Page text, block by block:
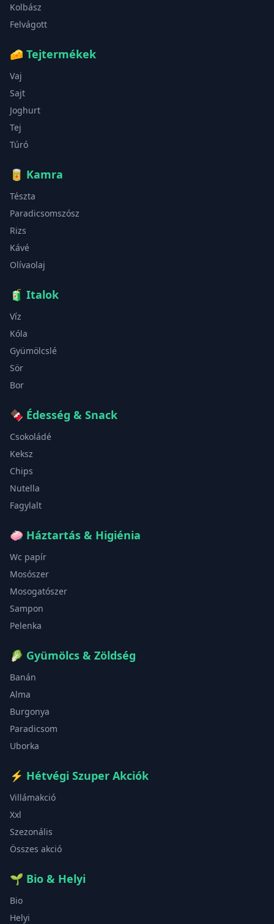
Kolbász
Felvágott
🧀 Tejtermékek
Vaj
Sajt
Joghurt
Tej
Túró
🥫 Kamra
Tészta
Paradicsomszósz
Rizs
Kávé
Olívaolaj
🧃 Italok
Víz
Kóla
Gyümölcslé
Sör
Bor
🍫 Édesség & Snack
Csokoládé
Keksz
Chips
Nutella
Fagylalt
🧼 Háztartás & Higiénia
Wc papír
Mosószer
Mosogatószer
Sampon
Pelenka
🥬 Gyümölcs & Zöldség
Banán
Alma
Burgonya
Paradicsom
Uborka
⚡ Hétvégi Szuper Akciók
Villámakció
Xxl
Szezonális
Összes akció
🌱 Bio & Helyi
Bio
Helyi